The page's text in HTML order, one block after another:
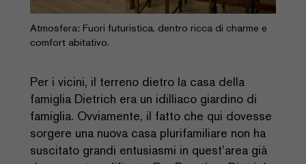
Atmosfera: Fuori futuristica, dentro ricca di charme e
comfort abitativo.
Per i vicini, il terreno dietro la casa della
famiglia Dietrich era un idilliaco giardino di
famiglia. Ovviamente, il fatto che qui dovesse
sorgere una nuova casa plurifamiliare non ha
suscitato grandi entusiasmi in quest’area già